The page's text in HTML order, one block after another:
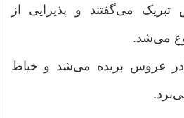
مى‌گفتند و پذیرایى از
مى‌شد.
عروس بریده مى‌شد و خیاط